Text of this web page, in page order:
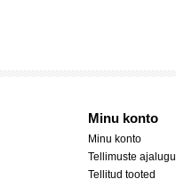
Minu konto
Minu konto
Tellimuste ajalugu
Tellitud tooted